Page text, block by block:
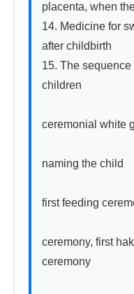
placenta, when
14. Medicine for
after childbirth
15. The
children
First
ceremonial white
Baby
naming the child
First
first feeding
Hair-
ceremony, first
ceremony